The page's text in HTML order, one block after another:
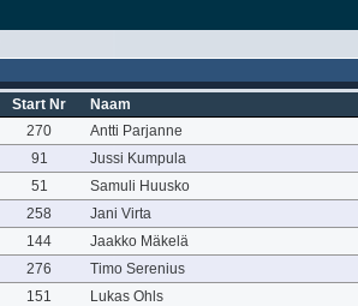
Start Nr Naam
270 Antti Parjanne
91 Jussi Kumpula
51 Samuli Huusko
258 Jani Virta
144 Jaakko Mäkelä
276 Timo Serenius
151 Lukas Ohls